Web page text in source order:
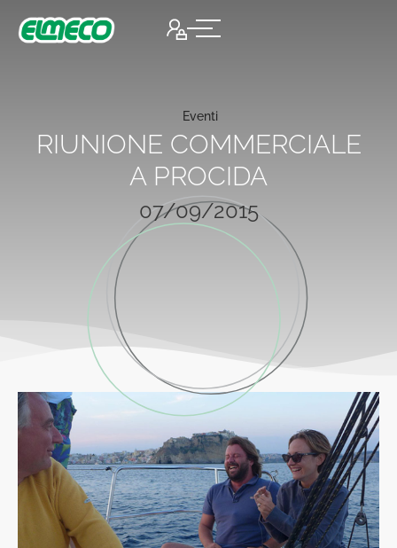
07/09/2015
Eventi
RIUNIONE COMMERCIALE
A PROCIDA